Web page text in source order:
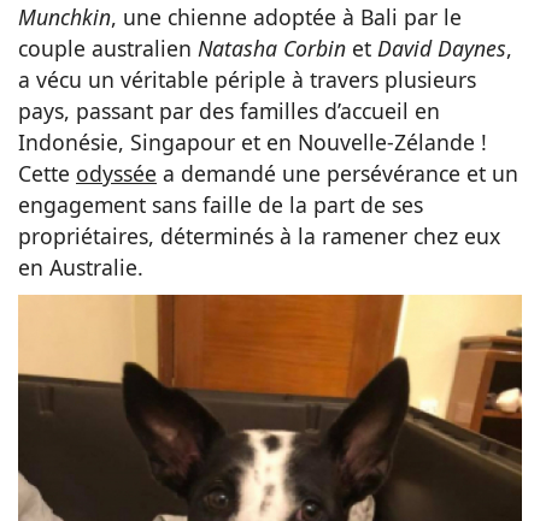
Munchkin, une chienne adoptée à Bali par le
couple australien Natasha Corbin et David Daynes,
a vécu un véritable périple à travers plusieurs
pays, passant par des familles d’accueil en
Indonésie, Singapour et en Nouvelle-Zélande !
Cette odyssée a demandé une persévérance et un
engagement sans faille de la part de ses
propriétaires, déterminés à la ramener chez eux
en Australie.